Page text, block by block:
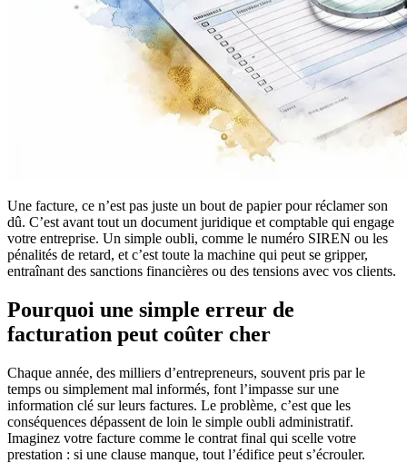
Une facture, ce n’est pas juste un bout de papier pour réclamer son
dû. C’est avant tout un document juridique et comptable qui engage
votre entreprise. Un simple oubli, comme le numéro SIREN ou les
pénalités de retard, et c’est toute la machine qui peut se gripper,
entraînant des sanctions financières ou des tensions avec vos clients.
Pourquoi une simple erreur de
facturation peut coûter cher
Chaque année, des milliers d’entrepreneurs, souvent pris par le
temps ou simplement mal informés, font l’impasse sur une
information clé sur leurs factures. Le problème, c’est que les
conséquences dépassent de loin le simple oubli administratif.
Imaginez votre facture comme le contrat final qui scelle votre
prestation : si une clause manque, tout l’édifice peut s’écrouler.